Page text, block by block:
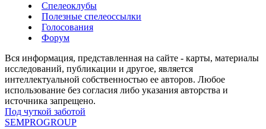
Спелеоклубы
Полезные спелеоссылки
Голосования
Форум
Вся информация, представленная на сайте - карты, материалы
исследований, публикации и другое, является
интеллектуальной собственностью ее авторов. Любое
использование без согласия либо указания авторства и
источника запрещено.
Под чуткой заботой
SEMPROGROUP